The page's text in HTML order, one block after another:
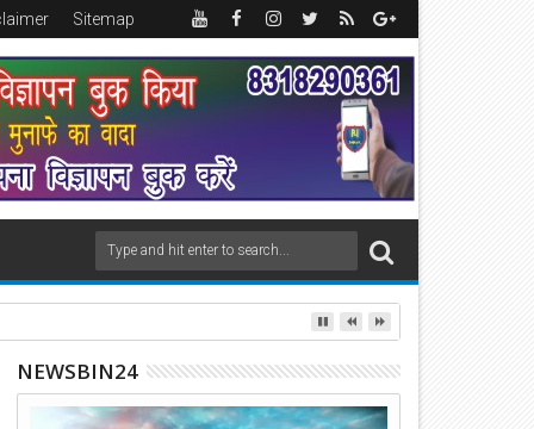
Sitemap
NEWSBIN24